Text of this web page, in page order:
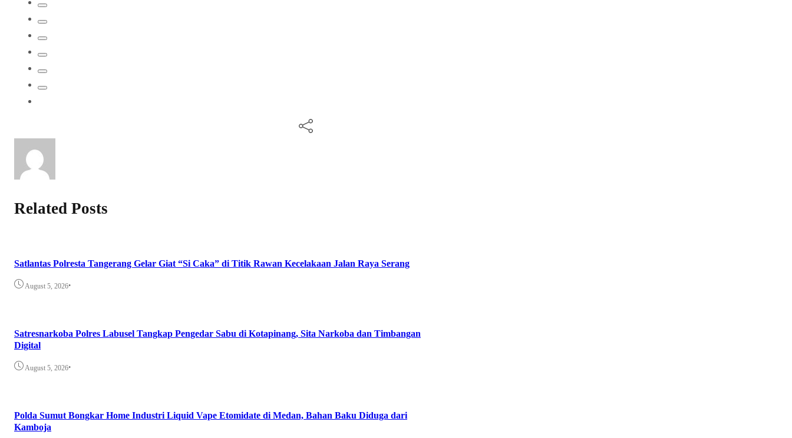
Related Posts
Satlantas Polresta Tangerang Gelar Giat “Si Caka” di Titik Rawan Kecelakaan Jalan Raya Serang
August 5, 2026•
Satresnarkoba Polres Labusel Tangkap Pengedar Sabu di Kotapinang, Sita Narkoba dan Timbangan
Digital
August 5, 2026•
Polda Sumut Bongkar Home Industri Liquid Vape Etomidate di Medan, Bahan Baku Diduga dari
Kamboja